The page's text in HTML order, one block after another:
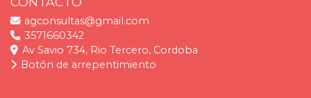
agconsultas@gmail.com
3571660342
Av Savio 734, Rio Tercero, Cordoba
Botón de arrepentimiento